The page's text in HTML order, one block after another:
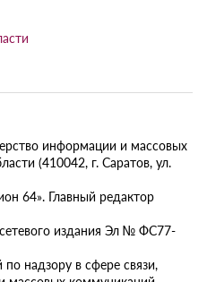
информации и массовых
(410042, г. Саратов, ул.
64». Главный редактор
издания Эл № ФС77-
надзору в сфере связи,